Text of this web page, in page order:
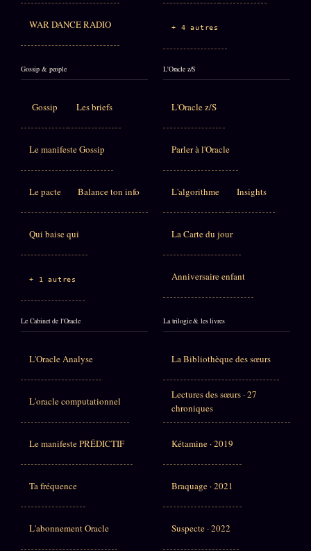
WAR DANCE RADIO + 4 autres
Gossip & people
Gossip Les briefs
Le manifeste Gossip
Le pacte Balance ton info
Qui baise qui
+ 1 autres
L'Oracle z/S
L'Oracle z/S
Parler à l'Oracle
L'algorithme Insights
La Carte du jour
Anniversaire enfant
Le Cabinet de l'Oracle
L'Oracle Analyse
L'oracle computationnel
Le manifeste PRÉDICTIF
Ta fréquence
L'abonnement Oracle
La trilogie & les livres
La Bibliothèque des sœurs
Lectures des sœurs · 27
chroniques
Kétamine · 2019
Braquage · 2021
Suspecte · 2022